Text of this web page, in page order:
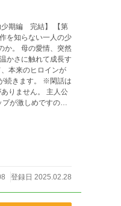
突然
かさに触れて成長す
本来のヒロインが
りません。 主人公
が激しめですので
しますので悪しから
登録日 2025.02.28